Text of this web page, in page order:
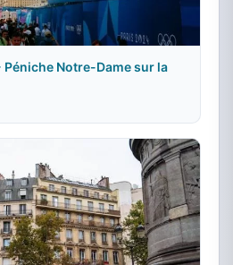
Péniche Notre-Dame sur la